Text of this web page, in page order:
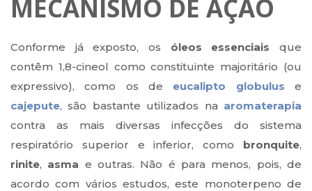
MECANISMO DE AÇÃO
Conforme já exposto, os óleos essenciais que
contêm 1,8-cineol como constituinte majoritário (ou
expressivo), como os de eucalipto globulus e
cajepute, são bastante utilizados na aromaterapia
contra as mais diversas infecções do sistema
respiratório superior e inferior, como bronquite,
rinite, asma e outras. Não é para menos, pois, de
acordo com vários estudos, este monoterpeno de